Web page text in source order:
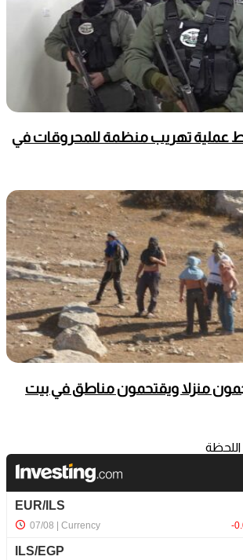
عملية تهريب منظمة للمحروقات في
منزلا ويقتحمون مناطق في بيت